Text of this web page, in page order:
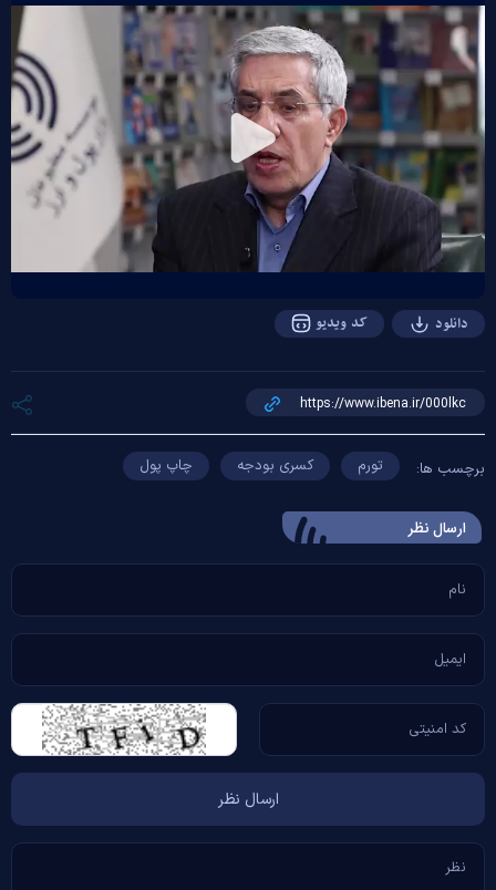
Play
Video
دانلود کد ویدیو
برچسب ها: تورم کسری بودجه چاپ پول
ارسال‌ نظر